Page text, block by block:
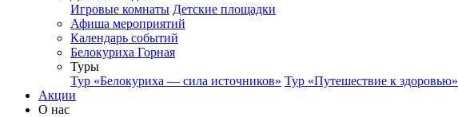
Игровые комнаты Детские площадки
Афиша мероприятий
Календарь событий
Белокуриха Горная
Туры
Тур «Белокуриха — сила источников» Тур «Путешествие к здоровью»
Акции
О нас